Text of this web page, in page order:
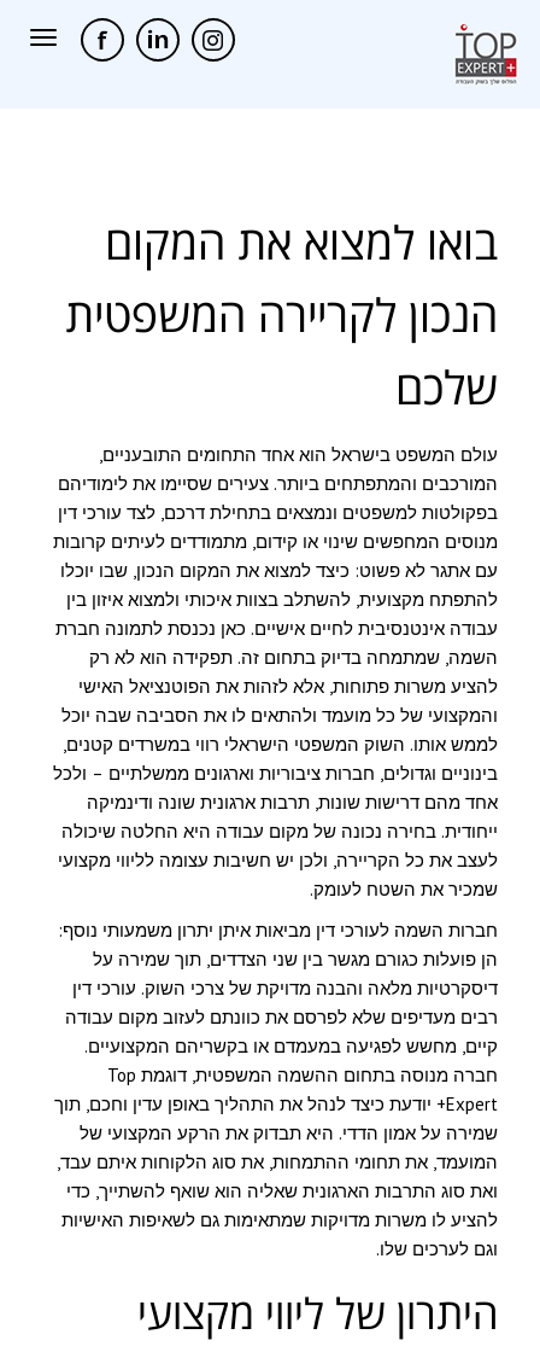
בואו למצוא את המקום
הנכון לקריירה המשפטית
שלכם
עולם המשפט בישראל הוא אחד התחומים התובעניים,
המורכבים והמתפתחים ביותר. צעירים שסיימו את לימודיהם
בפקולטות למשפטים ונמצאים בתחילת דרכם, לצד עורכי דין
מנוסים המחפשים שינוי או קידום, מתמודדים לעיתים קרובות
עם אתגר לא פשוט: כיצד למצוא את המקום הנכון, שבו יוכלו
להתפתח מקצועית, להשתלב בצוות איכותי ולמצוא איזון בין
עבודה אינטנסיבית לחיים אישיים. כאן נכנסת לתמונה חברת
השמה, שמתמחה בדיוק בתחום זה. תפקידה הוא לא רק
להציע משרות פתוחות, אלא לזהות את הפוטנציאל האישי
והמקצועי של כל מועמד ולהתאים לו את הסביבה שבה יוכל
לממש אותו. השוק המשפטי הישראלי רווי במשרדים קטנים,
בינוניים וגדולים, חברות ציבוריות וארגונים ממשלתיים – ולכל
אחד מהם דרישות שונות, תרבות ארגונית שונה ודינמיקה
ייחודית. בחירה נכונה של מקום עבודה היא החלטה שיכולה
לעצב את כל הקריירה, ולכן יש חשיבות עצומה לליווי מקצועי
שמכיר את השטח לעומק.
חברות השמה לעורכי דין מביאות איתן יתרון משמעותי נוסף:
הן פועלות כגורם מגשר בין שני הצדדים, תוך שמירה על
דיסקרטיות מלאה והבנה מדויקת של צרכי השוק. עורכי דין
רבים מעדיפים שלא לפרסם את כוונתם לעזוב מקום עבודה
קיים, מחשש לפגיעה במעמדם או בקשריהם המקצועיים.
חברה מנוסה בתחום ההשמה המשפטית, דוגמת Top
Expert+ יודעת כיצד לנהל את התהליך באופן עדין וחכם, תוך
שמירה על אמון הדדי. היא תבדוק את הרקע המקצועי של
המועמד, את תחומי ההתמחות, את סוג הלקוחות איתם עבד,
ואת סוג התרבות הארגונית שאליה הוא שואף להשתייך, כדי
להציע לו משרות מדויקות שמתאימות גם לשאיפות האישיות
וגם לערכים שלו.
היתרון של ליווי מקצועי